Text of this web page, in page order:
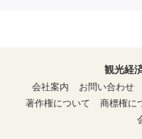
観光経
会社案内
お問い合わせ
著作権について
商標権に